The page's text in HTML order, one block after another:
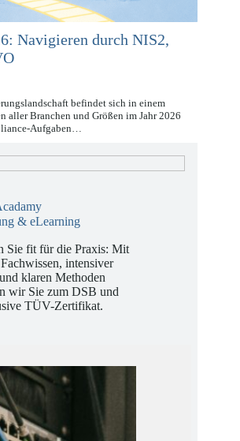
Navigieren durch NIS2,
befindet sich in einem
aller Branchen und Größen im Jahr 2026
Sie fit für die Praxis: Mit
intensiver
klaren Methoden
wir Sie zum DSB und